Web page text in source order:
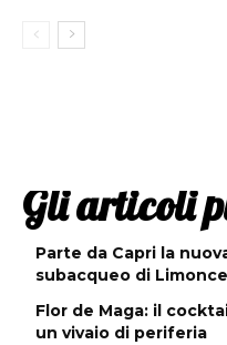
Gli articoli
Parte da Capri la
subacqueo di
Flor de Maga: il
un vivaio di periferia